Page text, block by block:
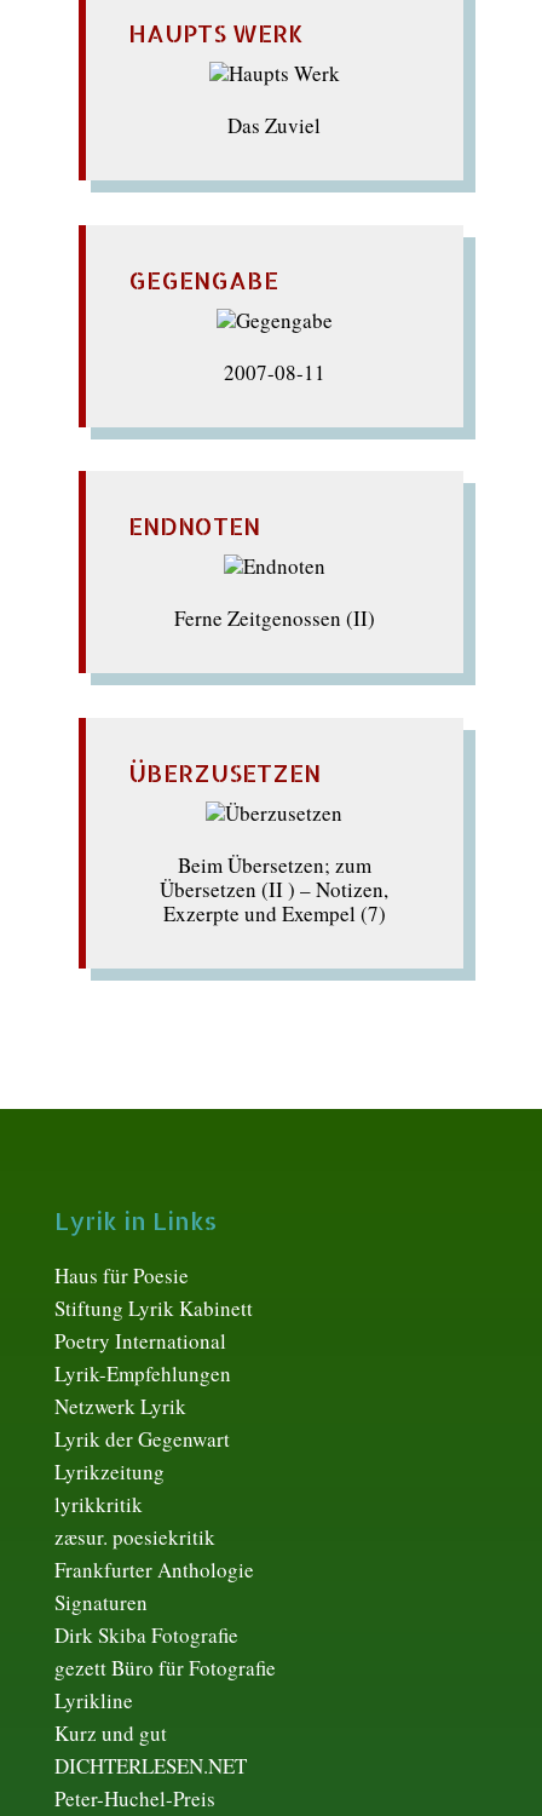
HAUPTS WERK
Das Zuviel
GEGENGABE
2007-08-11
ENDNOTEN
Ferne Zeitgenossen (II)
ÜBERZUSETZEN
Beim Übersetzen; zum
Übersetzen (II ) – Notizen,
Exzerpte und Exempel (7)
Lyrik in Links
Haus für Poesie
Stiftung Lyrik Kabinett
Poetry International
Lyrik-Empfehlungen
Netzwerk Lyrik
Lyrik der Gegenwart
Lyrikzeitung
lyrikkritik
zæsur. poesiekritik
Frankfurter Anthologie
Signaturen
Dirk Skiba Fotografie
gezett Büro für Fotografie
Lyrikline
Kurz und gut
DICHTERLESEN.NET
Peter-Huchel-Preis